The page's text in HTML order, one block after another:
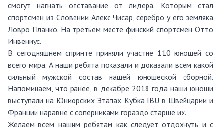
смогут нагнать отставание от лидера. Которым стал
спортсмен из Словении Алекс Чисар, серебро у его земляка
Ловро Планко. На третьем месте финский спортсмен Отто
Инвениус.
В сегодняшнем спринте приняли участие 110 юношей со
всего мира. А наши ребята показали и доказали всем какой
сильный мужской состав нашей юношеской сборной.
Напоминаем, что ранее, в декабре 2018 года наши юноши
выступали на Юниорских Этапах Кубка IBU в Швейцарии и
Франции наравне с соперниками гораздо старше их.
Желаем всем нашим ребятам как следует отдохнуть и с